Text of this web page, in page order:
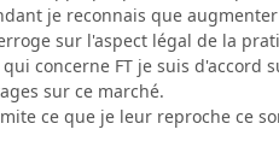
je reconnais que
sur l'aspect légal de la
qui concerne FT je suis
sur ce marché.
ce que je leur reproche ce